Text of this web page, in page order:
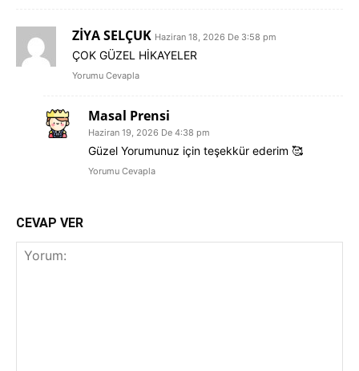
ZİYA SELÇUK Haziran 18, 2026 De 3:58 pm
ÇOK GÜZEL HİKAYELER
Yorumu Cevapla
Masal Prensi
Haziran 19, 2026 De 4:38 pm
Güzel Yorumunuz için teşekkür ederim 🥰
Yorumu Cevapla
CEVAP VER